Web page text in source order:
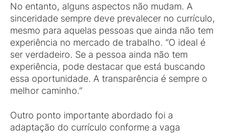
No entanto, alguns aspectos não mudam. A
sinceridade sempre deve prevalecer no currículo,
mesmo para aquelas pessoas que ainda não tem
experiência no mercado de trabalho. “O ideal é
ser verdadeiro. Se a pessoa ainda não tem
experiência, pode destacar que está buscando
essa oportunidade. A transparência é sempre o
melhor caminho.”
Outro ponto importante abordado foi a
adaptação do currículo conforme a vaga